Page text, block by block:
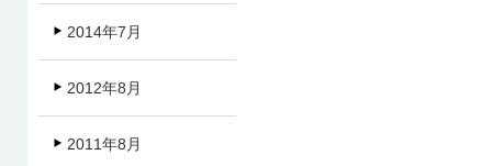
2014年7月
2012年8月
2011年8月